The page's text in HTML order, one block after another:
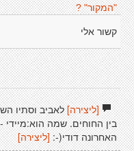
"המקור" ?
קשור אלי
[ליצירה]לאביב וסתיו
בין החוחים. שמה הוא:מיידי
האחרונה דודי(-: [ליצירה]